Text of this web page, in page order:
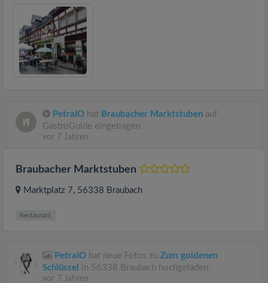
PetraIO hat Braubacher Marktstuben auf
GastroGuide eingetragen
vor 7 Jahren
Braubacher Marktstuben
Marktplatz 7, 56338 Braubach
Restaurant
PetraIO hat neue Fotos zu Zum goldenen
Schlüssel in 56338 Braubach hochgeladen.
vor 7 Jahren